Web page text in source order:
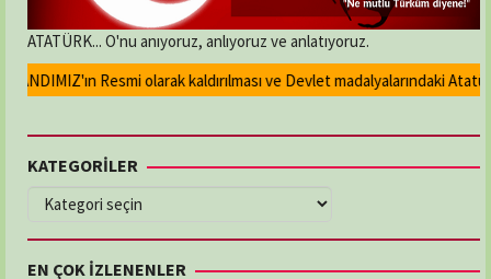
ATATÜRK... O'nu anıyoruz, anlıyoruz ve anlatıyoruz.
Resmi olarak kaldırılması ve Devlet madalyalarındaki Atatürk
KATEGORİLER
KATEGORİLER
EN ÇOK İZLENENLER